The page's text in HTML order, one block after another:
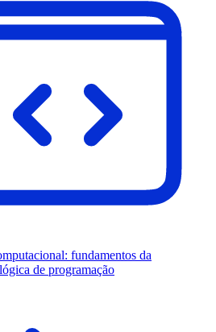
fundamentos da
de programação